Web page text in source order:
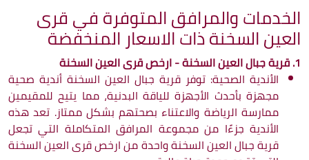
الخدمات والمرافق المتوفرة في قرى
العين السخنة ذات الاسعار المنخفضة
1. قرية جبال العين السخنة - ارخص قرى العين السخنة
الأندية الصحية: توفر قرية جبال العين السخنة أندية صحية
مجهزة بأحدث الأجهزة للياقة البدنية، مما يتيح للمقيمين
ممارسة الرياضة والاعتناء بصحتهم بشكل ممتاز. تعد هذه
الأندية جزءًا من مجموعة المرافق المتكاملة التي تجعل
قرية جبال العين السخنة واحدة من ارخص قرى العين السخنة